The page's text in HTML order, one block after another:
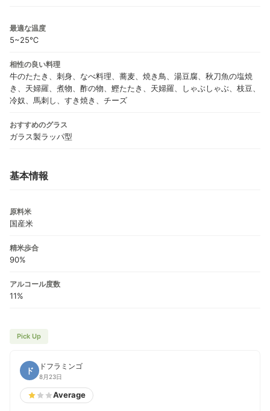
最適な温度
5~25℃
相性の良い料理
牛のたたき、刺身、なべ料理、蕎麦、焼き鳥、湯豆腐、秋刀魚の塩焼
き、天婦羅、煮物、酢の物、鰹たたき、天婦羅、しゃぶしゃぶ、枝豆、
冷奴、馬刺し、すき焼き、チーズ
おすすめのグラス
ガラス製ラッパ型
基本情報
原料米
国産米
精米歩合
90%
アルコール度数
11%
Pick Up
ド ドフラミンゴ
8月23日
Average